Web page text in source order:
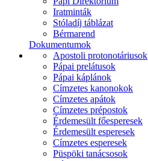
Iratminták
Stóladíj táblázat
Bérmarend
Dokumentumok
Apostoli protonotáriusok
Pápai prelátusok
Pápai káplánok
Címzetes kanonokok
Címzetes apátok
Címzetes prépostok
Érdemesült főesperesek
Érdemesült esperesek
Címzetes esperesek
Püspöki tanácsosok